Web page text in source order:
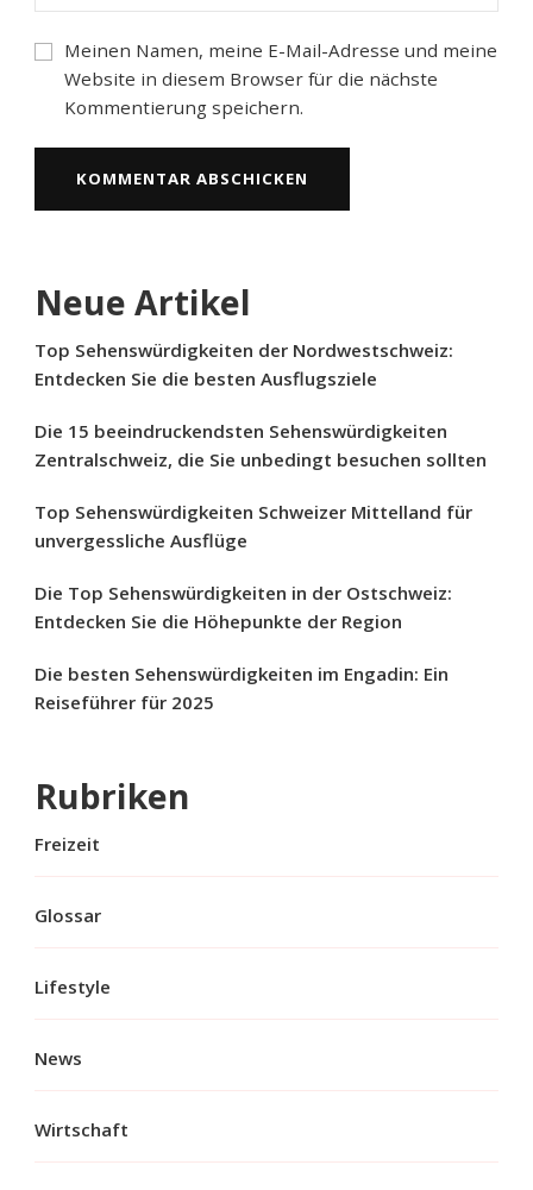
Meinen Namen, meine E-Mail-Adresse und meine
Website in diesem Browser für die nächste
Kommentierung speichern.
Neue Artikel
Top Sehenswürdigkeiten der Nordwestschweiz:
Entdecken Sie die besten Ausflugsziele
Die 15 beeindruckendsten Sehenswürdigkeiten
Zentralschweiz, die Sie unbedingt besuchen sollten
Top Sehenswürdigkeiten Schweizer Mittelland für
unvergessliche Ausflüge
Die Top Sehenswürdigkeiten in der Ostschweiz:
Entdecken Sie die Höhepunkte der Region
Die besten Sehenswürdigkeiten im Engadin: Ein
Reiseführer für 2025
Rubriken
Freizeit
Glossar
Lifestyle
News
Wirtschaft